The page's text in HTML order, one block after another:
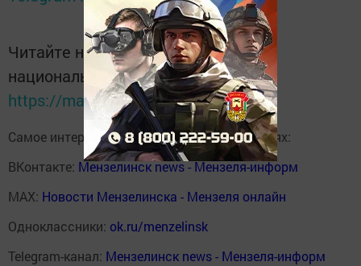
Читайте новости Татарстана в
национальном мессенджере MАХ:
https://max.ru/tatmedia
Самое интересное в наших социальных сетях:
ВКонтакте: Мензелинск news - Мензеля-информ
MAX: Новости Мензелинска - Мензеля онлайн
Одноклассники: ok.ru/menzelinsk
Telegram-канал: Мензелинск news - Мензеля-информ